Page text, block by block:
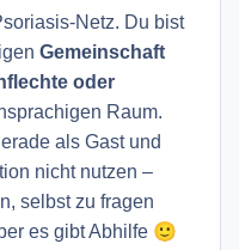
Netz. Du bist
Gemeinschaft
oder
Raum.
als Gast und
nicht nutzen –
selbst zu fragen
es gibt Abhilfe 🙂